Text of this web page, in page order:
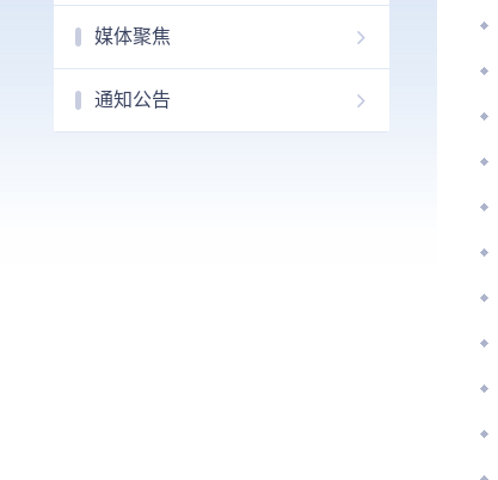
媒体聚焦
通知公告